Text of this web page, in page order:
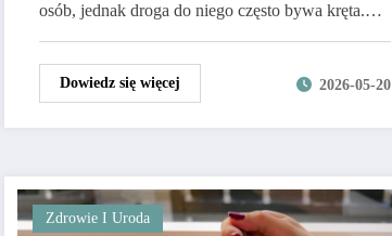
osób, jednak droga do niego często bywa kręta.…
Dowiedz się więcej 2026-05-20
Zdrowie I Uroda